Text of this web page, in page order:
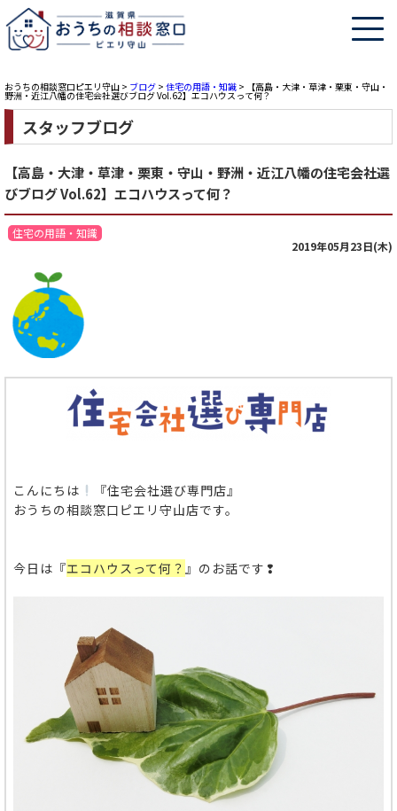
おうちの相談窓口ピエリ守山 > ブログ > 住宅の用語・知識 > 【高島・大津・草津・栗東・守山・
野洲・近江八幡の住宅会社選びブログ Vol.62】エコハウスって何？
スタッフブログ
【高島・大津・草津・栗東・守山・野洲・近江八幡の住宅会社選
びブログ Vol.62】エコハウスって何？
住宅の用語・知識
2019年05月23日(木)
こんにちは
『住宅会社選び専門店』
おうちの相談窓口ピエリ守山店です。
今日は『エコハウスって何？ 』のお話です❢